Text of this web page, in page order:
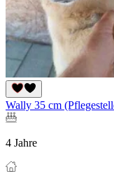
Wally 35 cm
4 Jahre